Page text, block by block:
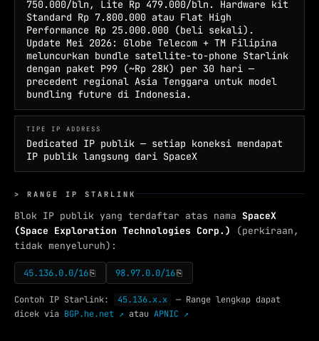
750.000/bln, Lite Rp 479.000/bln. Hardware kit
Standard Rp 7.800.000 atau Flat High
Performance Rp 25.000.000 (beli sekali).
Update Mei 2026: Globe Telecom + TM Filipina
meluncurkan bundle satellite-to-phone Starlink
dengan paket P99 (~Rp 28K) per 30 hari —
precedent regional Asia Tenggara untuk model
bundling future di Indonesia.
TIPE IP ADDRESS
Dedicated IP publik — setiap koneksi mendapat
IP publik langsung dari SpaceX
> RANGE IP STARLINK
Blok IP publik yang terdaftar atas nama SpaceX
(Space Exploration Technologies Corp.)
(perkiraan,
tidak menyeluruh):
45.136.0.0/16⎘ 98.97.0.0/16⎘
Contoh IP Starlink: 45.136.x.x
— Range lengkap dapat
dicek via BGP.he.net ↗ atau APNIC ↗